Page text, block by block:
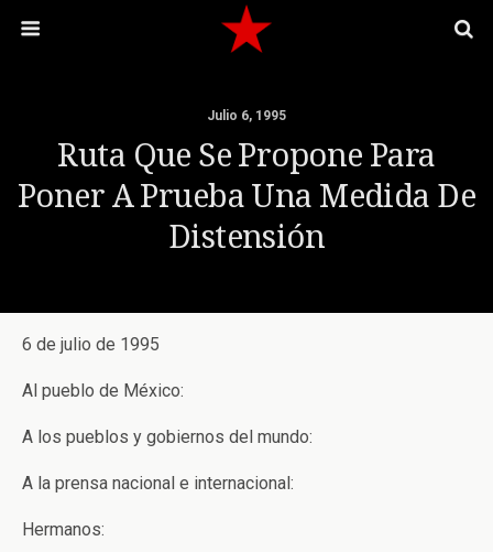
Julio 6, 1995
Ruta Que Se Propone Para
Poner A Prueba Una Medida De
Distensión
6 de julio de 1995
Al pueblo de México:
A los pueblos y gobiernos del mundo:
A la prensa nacional e internacional:
Hermanos: